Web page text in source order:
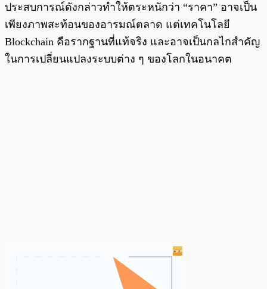
ประสบการณ์ดังกล่าวทำให้ตระหนักว่า “ราคา” อาจเป็น
เพียงภาพสะท้อนของอารมณ์ตลาด แต่เทคโนโลยี
Blockchain คือรากฐานที่แท้จริง และอาจเป็นกลไกสำคัญ
ในการเปลี่ยนแปลงระบบต่าง ๆ ของโลกในอนาคต